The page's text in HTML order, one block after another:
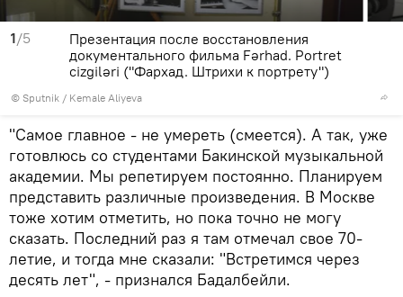
1/5
© Sputnik / Kemale Aliyeva
Презентация после восстановления
документального фильма Fərhad. Portret
cizgiləri ("Фархад. Штрихи к портрету")
"Самое главное - не умереть (смеется). А так, уже
готовлюсь со студентами Бакинской музыкальной
академии. Мы репетируем постоянно. Планируем
представить различные произведения. В Москве
тоже хотим отметить, но пока точно не могу
сказать. Последний раз я там отмечал свое 70-
летие, и тогда мне сказали: "Встретимся через
десять лет", - признался Бадалбейли.